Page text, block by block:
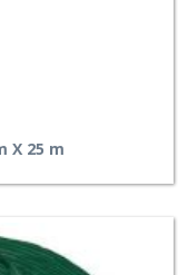
X 25 m